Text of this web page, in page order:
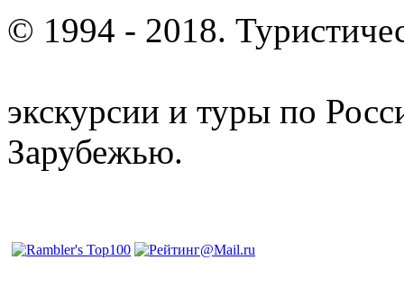
© 1994 - 2018.
экскурсии и туры по
Зарубежью.